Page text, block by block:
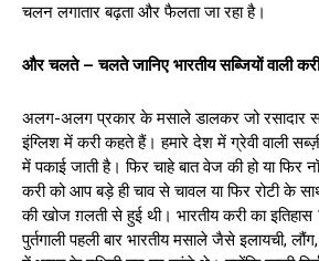
चलन लगातार बढ़ता और फैलता जा रहा है।
और चलते – चलते जानिए भारतीय सब्जियों वाली
अलग-अलग प्रकार के मसाले डालकर जो रसादार
इंग्लिश में करी कहते हैं। हमारे देश में ग्रेवी वाली
में पकाई जाती है। फिर चाहे बात वेज की हो या
करी को आप बड़े ही चाव से चावल या फिर रोटी के
की खोज ग़लती से हुई थी। भारतीय करी का
पुर्तगाली पहली बार भारतीय मसाले जैसे इलायची,